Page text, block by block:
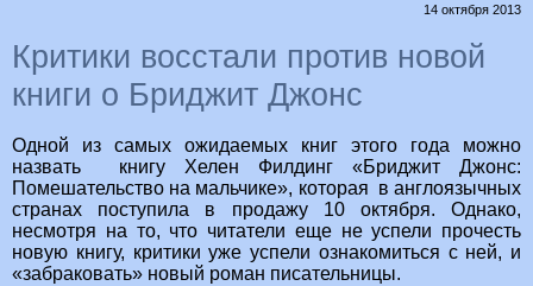
14 октября 2013
Критики восстали против новой
книги о Бриджит Джонс
Одной из самых ожидаемых книг этого года можно
назвать книгу Хелен Филдинг «Бриджит Джонс:
Помешательство на мальчике», которая в англоязычных
странах поступила в продажу 10 октября. Однако,
несмотря на то, что читатели еще не успели прочесть
новую книгу, критики уже успели ознакомиться с ней, и
«забраковать» новый роман писательницы.